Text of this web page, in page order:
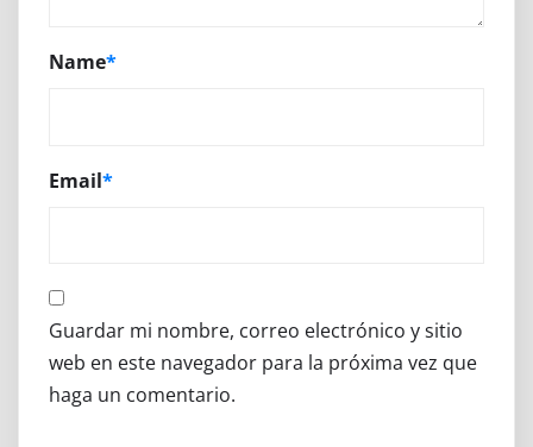
Name*
Email*
Guardar mi nombre, correo electrónico y sitio
web en este navegador para la próxima vez que
haga un comentario.